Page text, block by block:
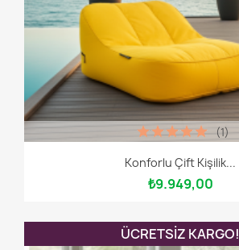
Konforlu Çift Kişilik...
₺9.949,00
(1)
ÜCRETSIZ KARGO!